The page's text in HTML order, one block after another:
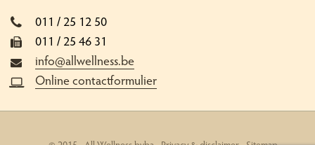
011 / 25 12 50
011 / 25 46 31
info@allwellness.be
Online contactformulier